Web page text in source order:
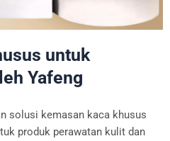
untuk
Yafeng
solusi kemasan kaca khusus
produk perawatan kulit dan